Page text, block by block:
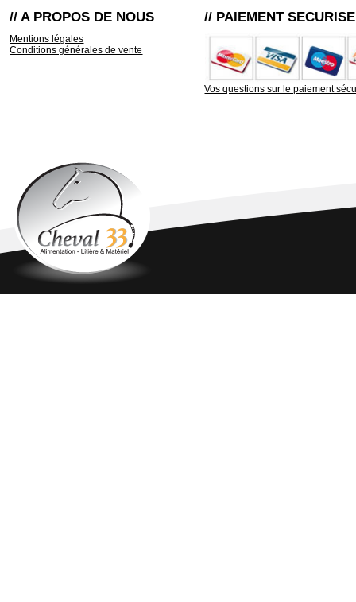
// A PROPOS DE NOUS
Mentions légales
Conditions générales de vente
// PAIEMENT SECURISE
Vos questions sur le paiement